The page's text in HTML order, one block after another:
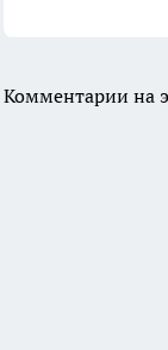
Комментарии на